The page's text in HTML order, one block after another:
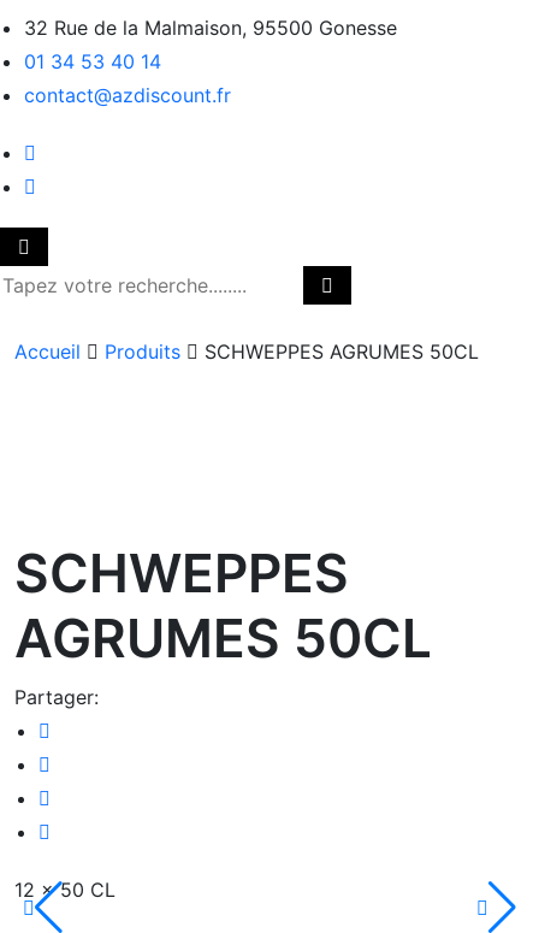
32 Rue de la Malmaison, 95500 Gonesse
01 34 53 40 14
contact@azdiscount.fr
Accueil Produits SCHWEPPES AGRUMES 50CL
SCHWEPPES
AGRUMES 50CL
Partager:
12 x 50 CL